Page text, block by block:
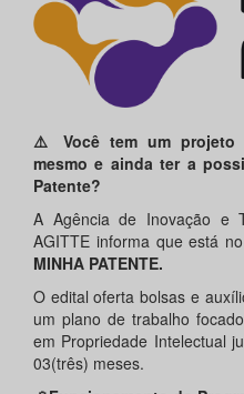
⚠️ Você tem um projeto
mesmo e ainda ter a
Patente?
A Agência de Inovação e
AGITTE informa que está
MINHA PATENTE.
O edital oferta bolsas e
um plano de trabalho
em Propriedade Intelectual
03(três) meses.